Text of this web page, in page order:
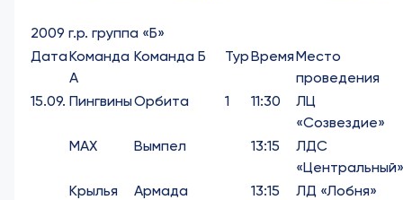
2009 г.р. группа «Б»
ДатаКоманда
А
Команда Б ТурВремяМесто
проведения
15.09. ПингвиныОрбита 1 11:30
ЛЦ
«Созвездие»
МАХ
Вымпел 13:15
ЛДС
«Центральный»
Крылья
Армада 13:15 ЛД «Лобня»